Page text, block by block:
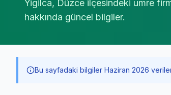
Yigilca, Düzce ilçesindeki umre
hakkında güncel bilgiler.
Bu sayfadaki bilgiler Haziran 2026